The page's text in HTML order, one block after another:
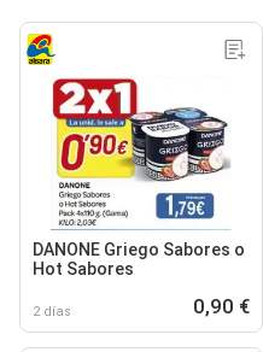
DANONE Griego Sabores o
Hot Sabores
2 días 0,90 €